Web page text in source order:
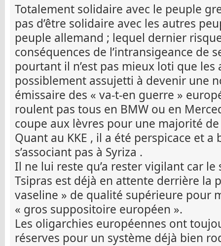
Totalement solidaire avec le peuple
pas d’être solidaire avec les autres
peuple allemand ; lequel dernier
conséquences de l’intransigeance de
pourtant il n’est pas mieux loti que
possiblement assujetti à devenir une
émissaire des « va-t-en guerre »
roulent pas tous en BMW ou en
coupe aux lèvres pour une majorité
Quant au KKE , il a été perspicace et
s’associant pas à Syriza .
Il ne lui reste qu’a rester vigilant car le
Tsipras est déjà en attente derrière la
vaseline » de qualité supérieure pour
« gros suppositoire européen ».
Les oligarchies européennes ont
réserves pour un système déjà bien